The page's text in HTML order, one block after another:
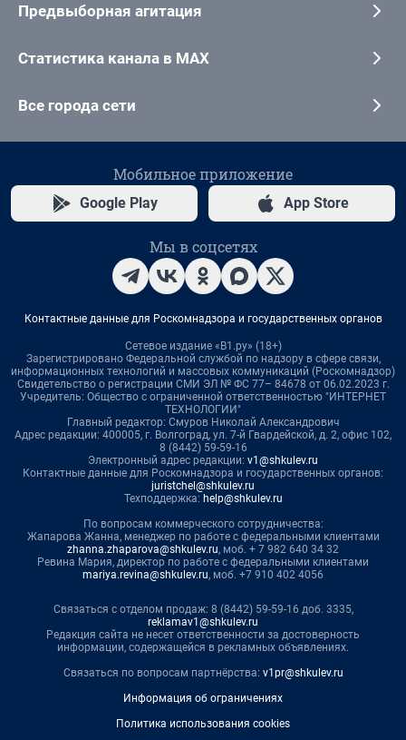
Предвыборная агитация
Статистика канала в MAX
Все города сети
Мобильное приложение
Google Play App Store
Мы в соцсетях
Контактные данные для Роскомнадзора и государственных органов
Сетевое издание «В1.ру» (18+)
Зарегистрировано Федеральной службой по надзору в сфере связи,
информационных технологий и массовых коммуникаций (Роскомнадзор)
Свидетельство о регистрации СМИ ЭЛ № ФС 77– 84678 от 06.02.2023 г.
Учредитель: Общество с ограниченной ответственностью "ИНТЕРНЕТ
ТЕХНОЛОГИИ"
Главный редактор: Смуров Николай Александрович
Адрес редакции: 400005, г. Волгоград, ул. 7-й Гвардейской, д. 2, офис 102,
8 (8442) 59-59-16
Электронный адрес редакции: v1@shkulev.ru
Контактные данные для Роскомнадзора и государственных органов:
juristchel@shkulev.ru
Техподдержка: help@shkulev.ru
По вопросам коммерческого сотрудничества:
Жапарова Жанна, менеджер по работе с федеральными клиентами
zhanna.zhaparova@shkulev.ru, моб. + 7 982 640 34 32
Ревина Мария, директор по работе с федеральными клиентами
mariya.revina@shkulev.ru, моб. +7 910 402 4056
Связаться с отделом продаж: 8 (8442) 59-59-16 доб. 3335,
reklamav1@shkulev.ru
Редакция сайта не несет ответственности за достоверность
информации, содержащейся в рекламных объявлениях.
Связаться по вопросам партнёрства: v1pr@shkulev.ru
Информация об ограничениях
Политика использования cookies